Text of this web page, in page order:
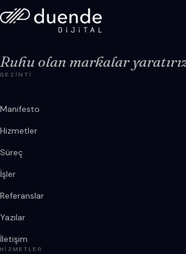
Ruhu olan markalar
GEZINTI
Manifesto
Hizmetler
Süreç
İşler
Referanslar
Yazılar
İletişim
HIZMETLER